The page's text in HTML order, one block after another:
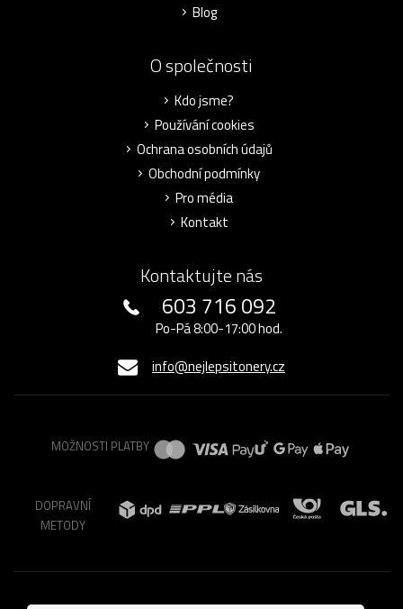
Blog
O společnosti
Kdo jsme?
Používání cookies
Ochrana osobních údajů
Obchodní podmínky
Pro média
Kontakt
Kontaktujte nás
603 716 092
Po-Pá 8:00-17:00 hod.
info@nejlepsitonery.cz
MOŽNOSTI PLATBY
DOPRAVNÍ
METODY